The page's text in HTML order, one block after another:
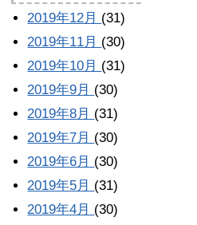
2019年12月 (31)
2019年11月 (30)
2019年10月 (31)
2019年9月 (30)
2019年8月 (31)
2019年7月 (30)
2019年6月 (30)
2019年5月 (31)
2019年4月 (30)